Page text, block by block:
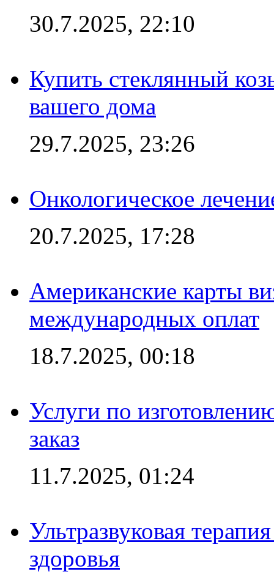
30.7.2025, 22:10
Купить стеклянный
вашего дома
29.7.2025, 23:26
Онкологическое
20.7.2025, 17:28
Американские карты
международных оплат
18.7.2025, 00:18
Услуги по
заказ
11.7.2025, 01:24
Ультразвуковая
здоровья